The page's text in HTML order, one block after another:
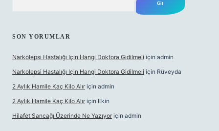
SON YORUMLAR
Narkolepsi Hastalığı Için Hangi Doktora Gidilmeli için admin
Narkolepsi Hastalığı Için Hangi Doktora Gidilmeli için Rüveyda
2 Aylık Hamile Kaç Kilo Alır için admin
2 Aylık Hamile Kaç Kilo Alır için Ekin
Hilafet Sancağı Üzerinde Ne Yazıyor için admin